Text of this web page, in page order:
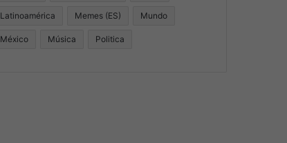
Latinoamérica Memes (ES) Mundo
México Música Politica